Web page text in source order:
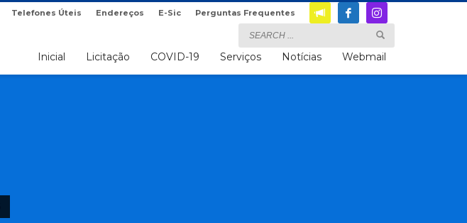
Telefones Úteis Endereços E-Sic Perguntas Frequentes
Inicial Licitação COVID-19 Serviços Notícias Webmail